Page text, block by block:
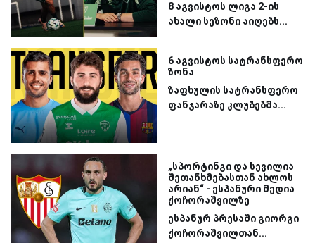
8 აგვისტოს ლიგა 2-ის
ახალი სეზონი აიღებს...
6 აგვისტოს სატრანსფერო
ზონა
ზაფხულის სატრანსფერო
ფანჯარაზე კლუბებმა...
„სპორტინგი და სევილია
შეთანხმებასთან ახლოს
არიან“ - ესპანური მედია
ქოჩორაშვილზე
ესპანურ პრესაში გიორგი
ქოჩორაშვილთან...